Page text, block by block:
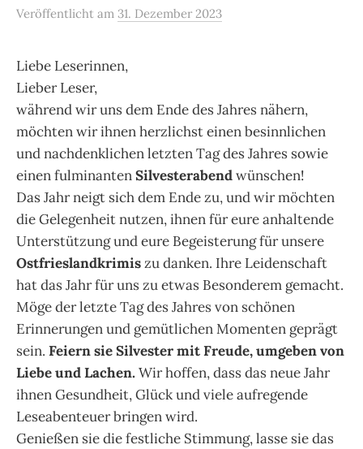
Veröffentlicht am 31. Dezember 2023
Liebe Leserinnen,
Lieber Leser,
während wir uns dem Ende des Jahres nähern,
möchten wir ihnen herzlichst einen besinnlichen
und nachdenklichen letzten Tag des Jahres sowie
einen fulminantenSilvesterabendwünschen!
Das Jahr neigt sich dem Ende zu, und wir möchten
die Gelegenheit nutzen, ihnen für eure anhaltende
Unterstützung und eure Begeisterung für unsere
Ostfrieslandkrimiszu danken. Ihre Leidenschaft
hat das Jahr für uns zu etwas Besonderem gemacht.
Möge der letzte Tag des Jahres von schönen
Erinnerungen und gemütlichen Momenten geprägt
sein. Feiern sie Silvester mit Freude, umgeben von
Liebe und Lachen. Wir hoffen, dass das neue Jahr
ihnen Gesundheit, Glück und viele aufregende
Leseabenteuer bringen wird.
Genießen sie die festliche Stimmung, lasse sie das